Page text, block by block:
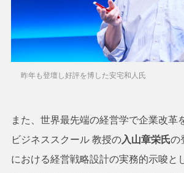
昨年も登壇し好評を博した安宅和人氏
また、世界最先端の経営学で企業改革
ビジネススクール 教授の入山章栄氏の
における経営戦略設計の実務的示唆と